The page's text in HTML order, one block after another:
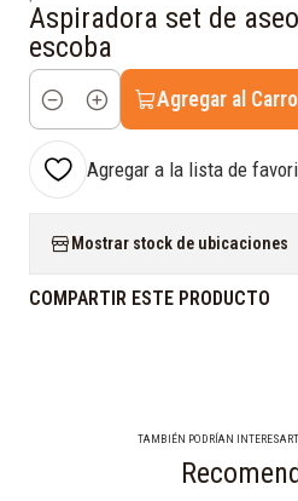
Aspiradora set de
escoba
Cantidad
Agregar al Carro
Agregar a la lista de
Mostrar stock de ubicaciones
COMPARTIR ESTE PRODUCTO
TAMBIÉN PODRÍAN